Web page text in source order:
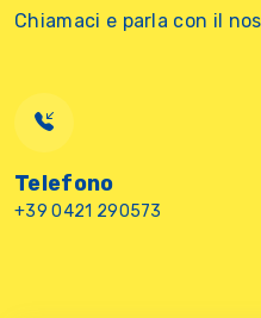
Chiamaci e parla con il
Telefono
+39 0421 290573